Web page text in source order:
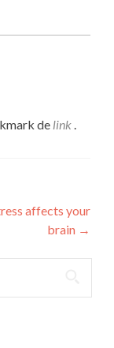
de link .
affects your
brain →